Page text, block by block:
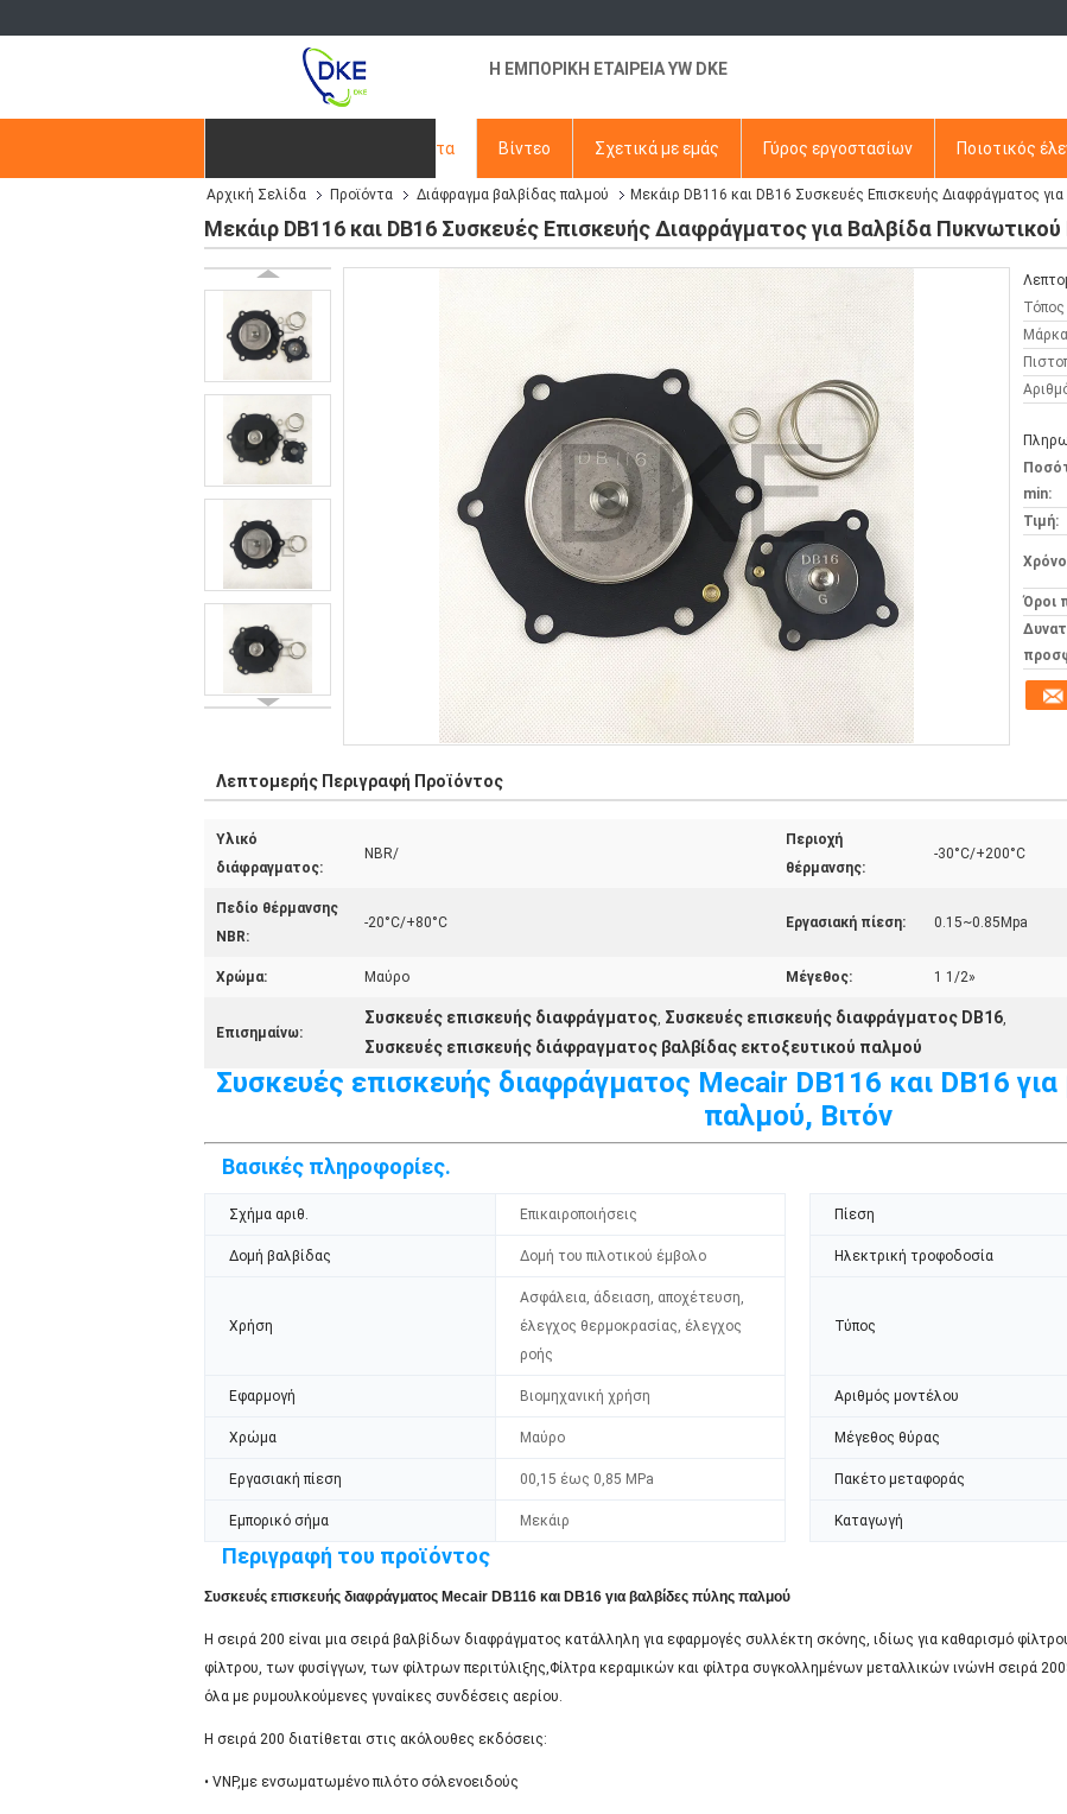
Η ΕΜΠΟΡΙΚΗ ΕΤΑΙΡΕΙΑ YW DKE
Προϊόντα Βίντεο Σχετικά με εμάς Γύρος εργοστασίων Ποιοτικός
Ζητήστε ένα απόσπασμα
Αρχική Σελίδα Προϊόντα Διάφραγμα βαλβίδας παλμού Μεκάιρ DB116 και DB16 Συσκευές Επισκευής Διαφράγματος
Μεκάιρ DB116 και DB16 Συσκευές Επισκευής Διαφράγματος για Βαλβίδα
min:
Τιμή:
Όροι
Λεπτομερής Περιγραφή Προϊόντος
Υλικό
διάφραγματος:
NBR/
Περιοχή
θέρμανσης:
-30°C/+200°C
Πεδίο θέρμανσης
NBR:
-20°C/+80°C Εργασιακή πίεση: 0.15~0.85Mpa
Χρώμα: Μαύρο Μέγεθος: 1 1/2»
Επισημαίνω:
Συσκευές επισκευής διαφράγματος, Συσκευές επισκευής διαφράγματος DB16,
Συσκευές επισκευής διάφραγματος βαλβίδας εκτοξευτικού παλμού
Συσκευές επισκευής διαφράγματος Mecair DB116 και DB16
παλμού, Βιτόν
Βασικές πληροφορίες.
Σχήμα αριθ. Επικαιροποιήσεις Πίεση
Δομή βαλβίδας Δομή του πιλοτικού έμβολο Ηλεκτρική τροφοδοσία
Χρήση
Ασφάλεια, άδειαση, αποχέτευση,
έλεγχος θερμοκρασίας, έλεγχος
ροής
Τύπος
Εφαρμογή Βιομηχανική χρήση Αριθμός μοντέλου
Χρώμα Μαύρο Μέγεθος θύρας
Εργασιακή πίεση 00,15 έως 0,85 MPa Πακέτο μεταφοράς
Εμπορικό σήμα Μεκάιρ Καταγωγή
Περιγραφή του προϊόντος
Συσκευές επισκευής διαφράγματος Mecair DB116 και DB16 για βαλβίδες πύλης παλμού
Η σειρά 200 είναι μια σειρά βαλβίδων διαφράγματος κατάλληλη για εφαρμογές συλλέκτη σκόνης, ιδίως για καθαρισμό
φίλτρου, των φυσίγγων, των φίλτρων περιτύλιξης,Φίλτρα κεραμικών και φίλτρα συγκολλημένων μεταλλικών ινώνΗ σειρά
όλα με ρυμουλκούμενες γυναίκες συνδέσεις αερίου.
Η σειρά 200 διατίθεται στις ακόλουθες εκδόσεις:
• VNP,με ενσωματωμένο πιλότο σόλενοειδούς